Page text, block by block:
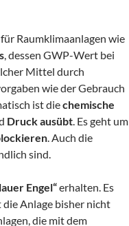
Raumklimaanlagen wie
, dessen GWP-Wert bei
Mittel durch
wie der Gebrauch
ist diechemische
Druck ausübt. Es geht um
. Auch die
sind.
Engel“erhalten. Es
Anlage bisher nicht
die mit dem